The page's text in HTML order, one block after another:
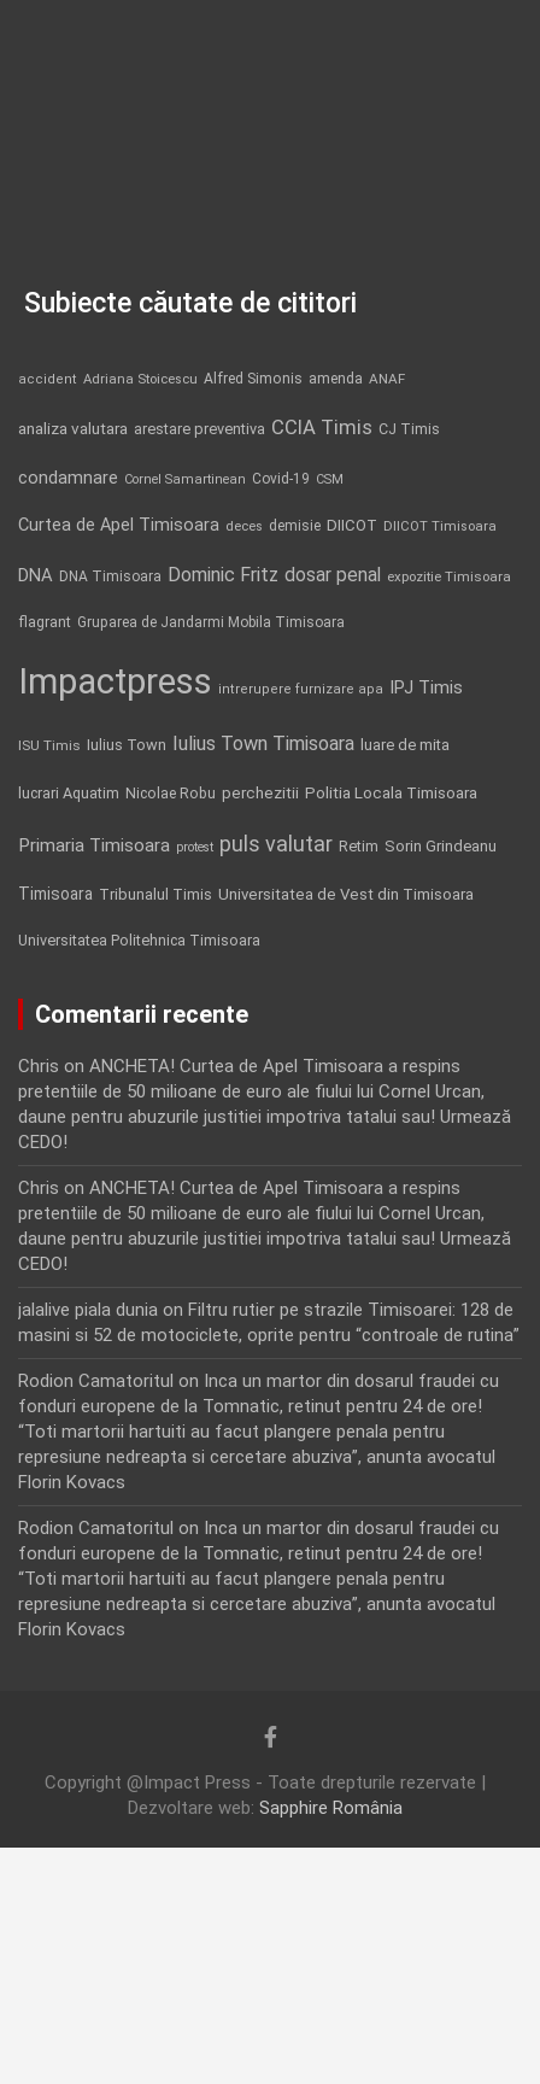
Subiecte căutate de cititori
accident Adriana Stoicescu Alfred Simonis amenda ANAF
analiza valutara arestare preventiva CCIA Timis CJ Timis
condamnare Cornel Samartinean Covid-19 CSM
Curtea de Apel Timisoara deces demisie DIICOT DIICOT Timisoara
DNA DNA Timisoara Dominic Fritz dosar penal expozitie Timisoara
flagrant Gruparea de Jandarmi Mobila Timisoara
Impactpress intrerupere furnizare apa IPJ Timis
ISU Timis Iulius Town Iulius Town Timisoara luare de mita
lucrari Aquatim Nicolae Robu perchezitii Politia Locala Timisoara
Primaria Timisoara protest puls valutar Retim Sorin Grindeanu
Timisoara Tribunalul Timis Universitatea de Vest din Timisoara
Universitatea Politehnica Timisoara
Comentarii recente
Chris on ANCHETA! Curtea de Apel Timisoara a respins
pretentiile de 50 milioane de euro ale fiului lui Cornel Urcan,
daune pentru abuzurile justitiei impotriva tatalui sau! Urmează
CEDO!
Chris on ANCHETA! Curtea de Apel Timisoara a respins
pretentiile de 50 milioane de euro ale fiului lui Cornel Urcan,
daune pentru abuzurile justitiei impotriva tatalui sau! Urmează
CEDO!
jalalive piala dunia on Filtru rutier pe strazile Timisoarei: 128 de
masini si 52 de motociclete, oprite pentru “controale de rutina”
Rodion Camatoritul on Inca un martor din dosarul fraudei cu
fonduri europene de la Tomnatic, retinut pentru 24 de ore!
“Toti martorii hartuiti au facut plangere penala pentru
represiune nedreapta si cercetare abuziva”, anunta avocatul
Florin Kovacs
Rodion Camatoritul on Inca un martor din dosarul fraudei cu
fonduri europene de la Tomnatic, retinut pentru 24 de ore!
“Toti martorii hartuiti au facut plangere penala pentru
represiune nedreapta si cercetare abuziva”, anunta avocatul
Florin Kovacs
Copyright @Impact Press - Toate drepturile rezervate |
Dezvoltare web: Sapphire România